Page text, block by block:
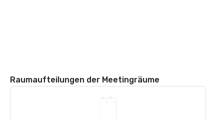
Raumaufteilungen der Meetingräume